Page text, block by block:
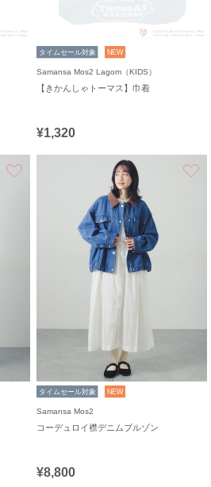
タイムセール対象 NEW
Samansa Mos2 Lagom（KIDS）
【きかんしゃトーマス】巾着
¥1,320
タイムセール対象 NEW
Samansa Mos2
コーデュロイ襟デニムブルゾン
¥8,800